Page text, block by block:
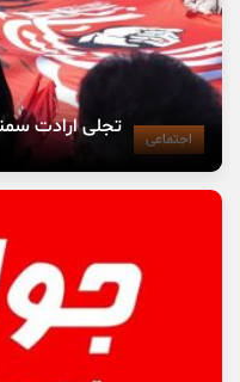
اجتماعی تجلی ارادت